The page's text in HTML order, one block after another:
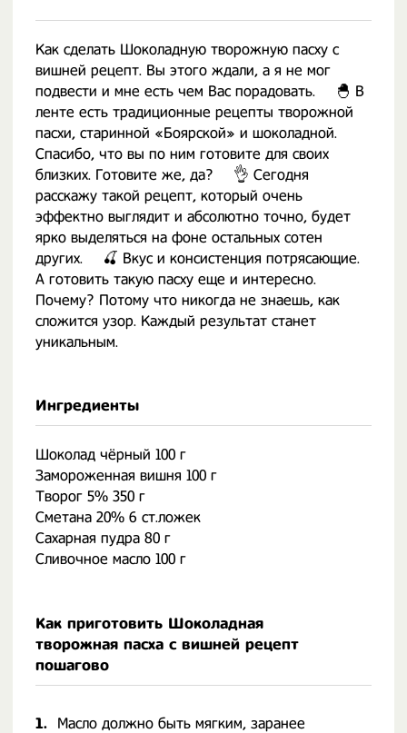
Как сделать Шоколадную творожную пасху с
вишней рецепт. Вы этого ждали, а я не мог
подвести и мне есть чем Вас порадовать. ⠀ 🐣 В
ленте есть традиционные рецепты творожной
пасхи, старинной «Боярской» и шоколадной.
Спасибо, что вы по ним готовите для своих
близких. Готовите же, да? ⠀ 👌 Сегодня
расскажу такой рецепт, который очень
эффектно выглядит и абсолютно точно, будет
ярко выделяться на фоне остальных сотен
других. ⠀ 🍒 Вкус и консистенция потрясающие.
А готовить такую пасху еще и интересно.
Почему? Потому что никогда не знаешь, как
сложится узор. Каждый результат станет
уникальным.
Ингредиенты
Шоколад чёрный 100 г
Замороженная вишня 100 г
Творог 5% 350 г
Сметана 20% 6 ст.ложек
Сахарная пудра 80 г
Сливочное масло 100 г
Как приготовить Шоколадная
творожная пасха с вишней рецепт
пошагово
1.
Масло должно быть мягким, заранее